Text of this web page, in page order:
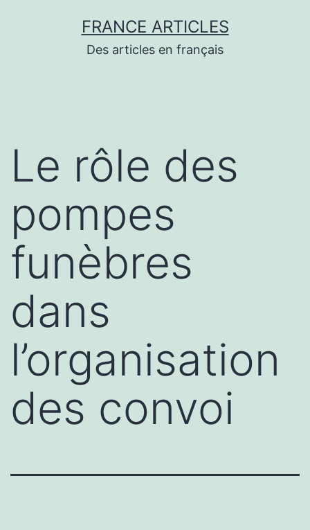
FRANCE ARTICLES
Des articles en français
Le rôle des
pompes
funèbres
dans
l’organisation
des convoi